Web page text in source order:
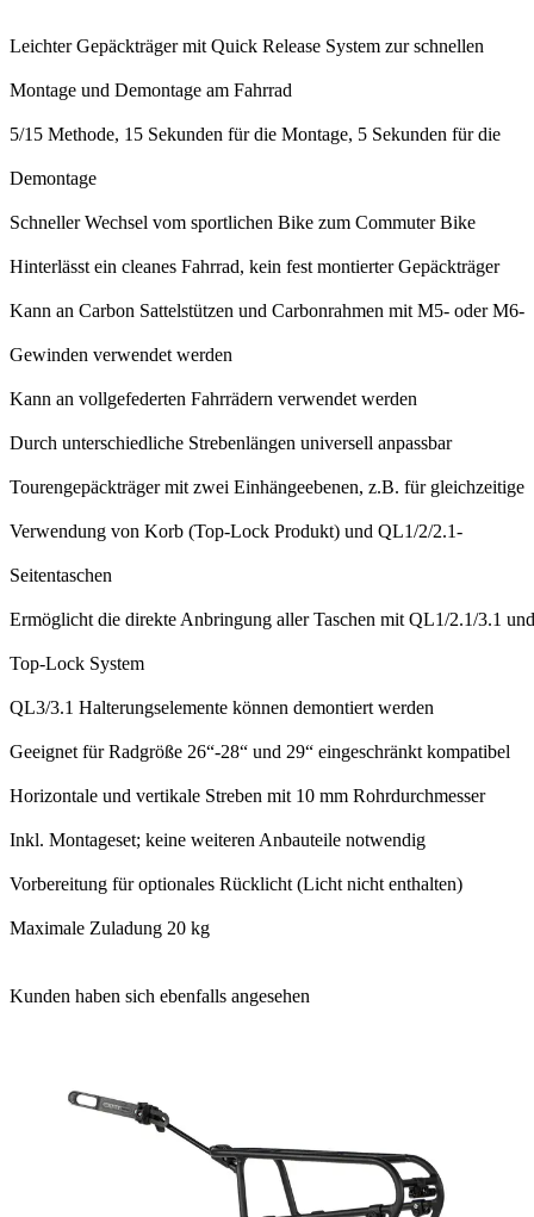
Leichter Gepäckträger mit Quick Release System zur schnellen
Montage und Demontage am Fahrrad
5/15 Methode, 15 Sekunden für die Montage, 5 Sekunden für die
Demontage
Schneller Wechsel vom sportlichen Bike zum Commuter Bike
Hinterlässt ein cleanes Fahrrad, kein fest montierter Gepäckträger
Kann an Carbon Sattelstützen und Carbonrahmen mit M5- oder M6-
Gewinden verwendet werden
Kann an vollgefederten Fahrrädern verwendet werden
Durch unterschiedliche Strebenlängen universell anpassbar
Tourengepäckträger mit zwei Einhängeebenen, z.B. für gleichzeitige
Verwendung von Korb (Top-Lock Produkt) und QL1/2/2.1-
Seitentaschen
Ermöglicht die direkte Anbringung aller Taschen mit QL1/2.1/3.1 und
Top-Lock System
QL3/3.1 Halterungselemente können demontiert werden
Geeignet für Radgröße 26“-28“ und 29“ eingeschränkt kompatibel
Horizontale und vertikale Streben mit 10 mm Rohrdurchmesser
Inkl. Montageset; keine weiteren Anbauteile notwendig
Vorbereitung für optionales Rücklicht (Licht nicht enthalten)
Maximale Zuladung 20 kg
Kunden haben sich ebenfalls angesehen